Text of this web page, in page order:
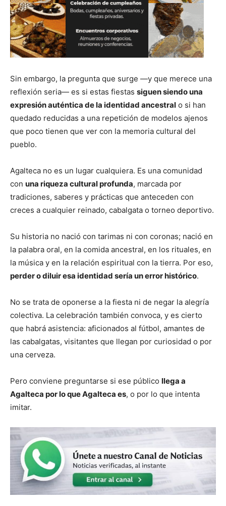
Sin embargo, la pregunta que surge —y que merece una
reflexión seria— es si estas fiestas siguen siendo una
expresión auténtica de la identidad ancestral o si han
quedado reducidas a una repetición de modelos ajenos
que poco tienen que ver con la memoria cultural del
pueblo.
Agalteca no es un lugar cualquiera. Es una comunidad
con una riqueza cultural profunda, marcada por
tradiciones, saberes y prácticas que anteceden con
creces a cualquier reinado, cabalgata o torneo deportivo.
Su historia no nació con tarimas ni con coronas; nació en
la palabra oral, en la comida ancestral, en los rituales, en
la música y en la relación espiritual con la tierra. Por eso,
perder o diluir esa identidad sería un error histórico.
No se trata de oponerse a la fiesta ni de negar la alegría
colectiva. La celebración también convoca, y es cierto
que habrá asistencia: aficionados al fútbol, amantes de
las cabalgatas, visitantes que llegan por curiosidad o por
una cerveza.
Pero conviene preguntarse si ese público llega a
Agalteca por lo que Agalteca es, o por lo que intenta
imitar.